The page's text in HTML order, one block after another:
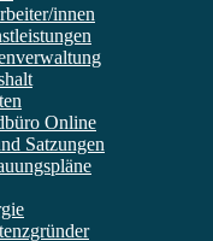
innen
Online
Satzungen